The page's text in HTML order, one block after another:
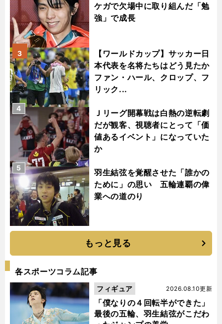
ケガで欠場中に取り組んだ「勉
強」で成長
【ワールドカップ】サッカー日
本代表を名将たちはどう見たか
ファン・ハール、クロップ、フ
リック...
3
Ｊリーグ開幕戦は白熱の逆転劇
だが観客、視聴者にとって「価
値あるイベント」になっていた
か
4
羽生結弦を覚醒させた「誰かの
ために」の思い 五輪連覇の偉
業への道のり
5
もっと見る
各スポーツコラム記事
「僕なりの４回転半ができた」
最後の五輪、羽生結弦がこだわ
2026.08.10更新
フィギュア